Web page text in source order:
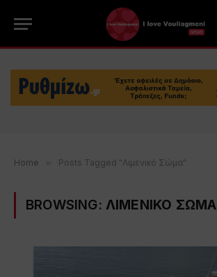
Home » Posts Tagged "Λιμενικό Σώμα"
BROWSING: ΛΙΜΕΝΙΚΟ ΣΩΜΑ